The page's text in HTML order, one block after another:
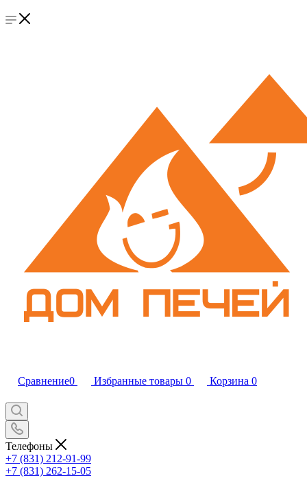
Сравнение0 Избранные товары 0 Корзина 0
Телефоны
+7 (831) 212-91-99
+7 (831) 262-15-05